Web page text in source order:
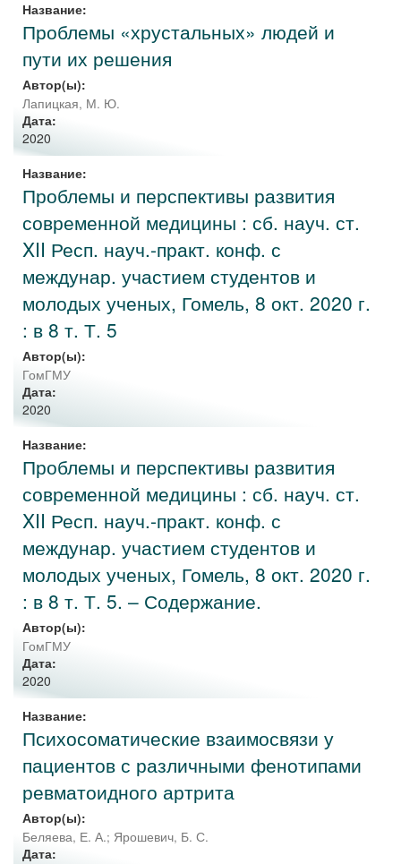
Название:
Проблемы «хрустальных» людей и
пути их решения
Автор(ы):
Лапицкая, М. Ю.
Дата:
2020
Название:
Проблемы и перспективы развития
современной медицины : сб. науч. ст.
XII Респ. науч.-практ. конф. с
междунар. участием студентов и
молодых ученых, Гомель, 8 окт. 2020 г.
: в 8 т. Т. 5
Автор(ы):
ГомГМУ
Дата:
2020
Название:
Проблемы и перспективы развития
современной медицины : сб. науч. ст.
XII Респ. науч.-практ. конф. с
междунар. участием студентов и
молодых ученых, Гомель, 8 окт. 2020 г.
: в 8 т. Т. 5. – Содержание.
Автор(ы):
ГомГМУ
Дата:
2020
Название:
Психосоматические взаимосвязи у
пациентов с различными фенотипами
ревматоидного артрита
Автор(ы):
Беляева, Е. А.; Ярошевич, Б. С.
Дата: